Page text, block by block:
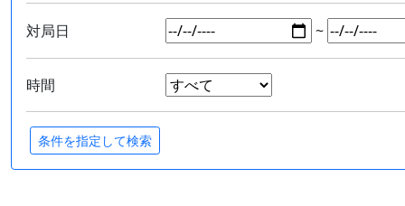
対局日 ~
時間